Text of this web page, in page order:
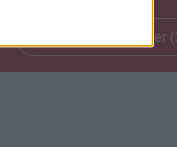
Télécharger le fichier